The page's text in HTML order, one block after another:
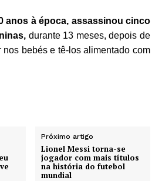
anos à época, assassinou cinco
durante 13 meses, depois de
bebés e tê-los alimentado com
Próximo artigo
Lionel Messi torna-se
jogador com mais títulos
na história do futebol
mundial